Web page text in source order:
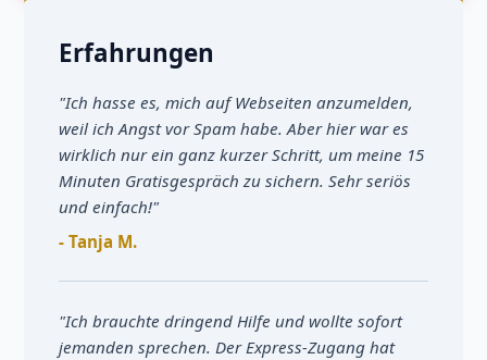
Erfahrungen
"Ich hasse es, mich auf Webseiten anzumelden,
weil ich Angst vor Spam habe. Aber hier war es
wirklich nur ein ganz kurzer Schritt, um meine 15
Minuten Gratisgespräch zu sichern. Sehr seriös
und einfach!"
- Tanja M.
"Ich brauchte dringend Hilfe und wollte sofort
jemanden sprechen. Der Express-Zugang hat